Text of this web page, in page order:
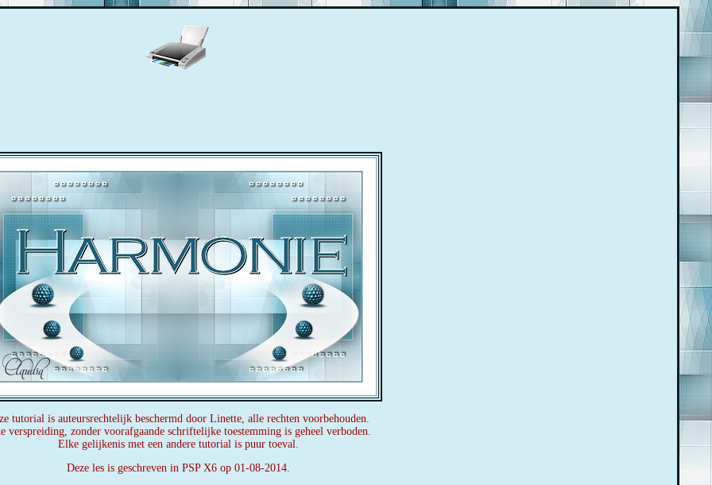
tutorial is auteursrechtelijk beschermd door Linette, alle rechten voorbehouden.
verspreiding, zonder voorafgaande schriftelijke toestemming is geheel verboden.
Elke gelijkenis met een andere tutorial is puur toeval.
Deze les is geschreven in PSP X6 op 01-08-2014.